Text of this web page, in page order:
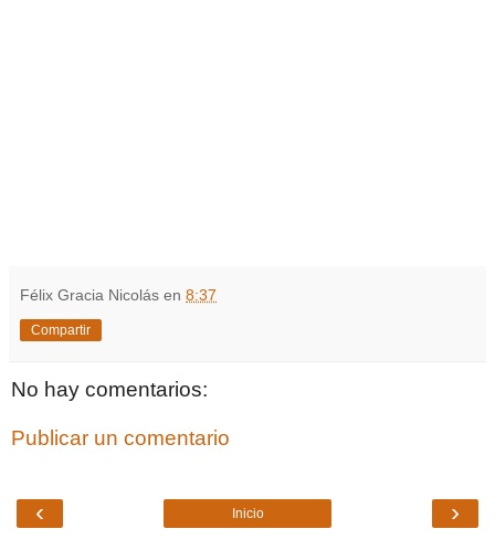
Félix Gracia Nicolás en 8:37
Compartir
No hay comentarios:
Publicar un comentario
‹ ›
Inicio